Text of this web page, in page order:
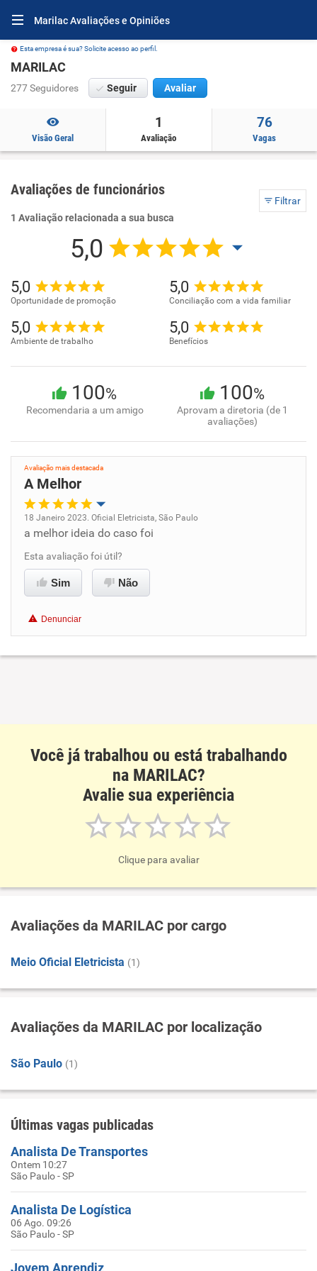
Marilac Avaliações e Opiniões
Esta empresa é sua? Solicite acesso ao perfil.
MARILAC
277 Seguidores Seguir Avaliar
Visão Geral
1
Avaliação
76
Vagas
Avaliações de funcionários
Filtrar
1 Avaliação relacionada a sua busca
5,0
5,0
Oportunidade de promoção
5,0
Conciliação com a vida familiar
5,0
Ambiente de trabalho
5,0
Benefícios
100%
Recomendaria a um amigo
100%
Aprovam a diretoria (de 1
avaliações)
Avaliação mais destacada
A Melhor
Oportunidade de promoção
Ambiente de trabalho
Benefícios
18 Janeiro 2023. Oficial Eletricista, São Paulo
a melhor ideia do caso foi
Esta avaliação foi útil?
Sim Não
Denunciar
Você já trabalhou ou está trabalhando
na MARILAC?
Avalie sua experiência
Clique para avaliar
Avaliações da MARILAC por cargo
Meio Oficial Eletricista (1)
Avaliações da MARILAC por localização
São Paulo (1)
Últimas vagas publicadas
Analista De Transportes
Ontem 10:27
São Paulo - SP
Analista De Logística
06 Ago. 09:26
São Paulo - SP
Jovem Aprendiz